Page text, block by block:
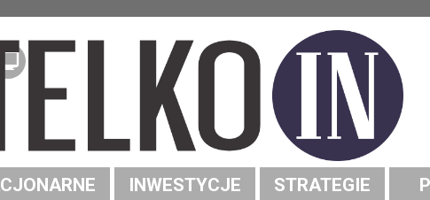
INWESTYCJE STRATEGIE